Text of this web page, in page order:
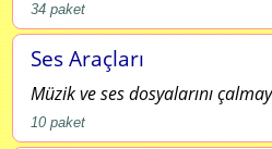
34 paket
Ses Araçları
Müzik ve ses dosyalarını
10 paket